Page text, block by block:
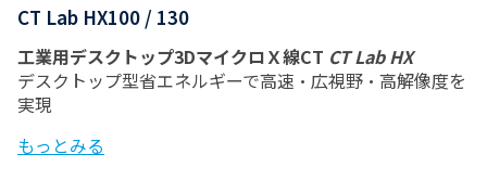
CT Lab HX100 / 130
工業用デスクトップ3DマイクロＸ線CT CT Lab HX
デスクトップ型省エネルギーで高速・広視野・高解像度を
実現
もっとみる